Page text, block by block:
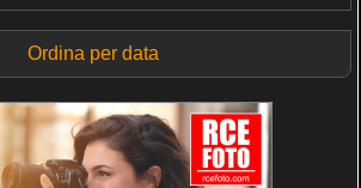
Ordina per data